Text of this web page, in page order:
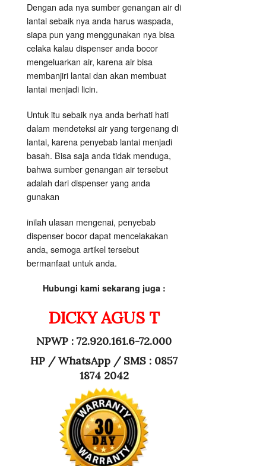
Dengan ada nya sumber genangan air di
lantai sebaik nya anda harus waspada,
siapa pun yang menggunakan nya bisa
celaka kalau dispenser anda bocor
mengeluarkan air, karena air bisa
membanjiri lantai dan akan membuat
lantai menjadi licin.
Untuk itu sebaik nya anda berhati hati
dalam mendeteksi air yang tergenang di
lantai, karena penyebab lantai menjadi
basah. Bisa saja anda tidak menduga,
bahwa sumber genangan air tersebut
adalah dari dispenser yang anda
gunakan
inilah ulasan mengenai, penyebab
dispenser bocor dapat mencelakakan
anda, semoga artikel tersebut
bermanfaat untuk anda.
Hubungi kami sekarang juga :
DICKY AGUS T
NPWP : 72.920.161.6-72.000
HP /WhatsApp / SMS : 0857
1874 2042